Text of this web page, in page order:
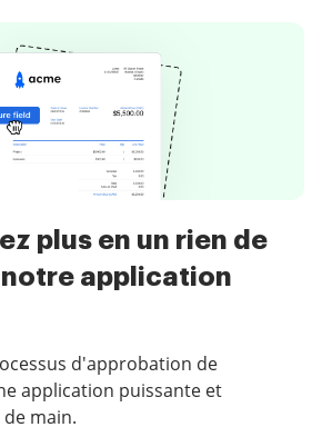
plus en un rien de
application
d'approbation de
application puissante et
main.